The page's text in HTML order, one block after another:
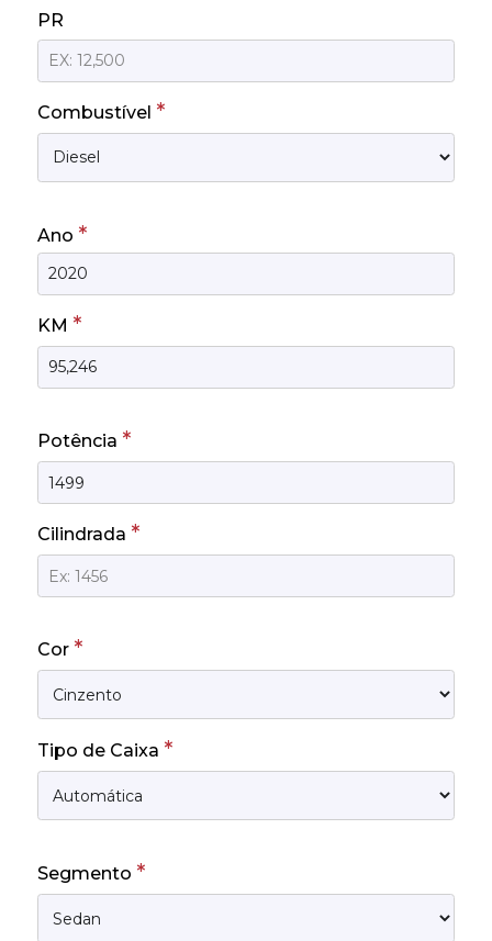
PR
Combustível *
Ano *
KM *
Potência *
Cilindrada *
Cor *
Tipo de Caixa *
Segmento *